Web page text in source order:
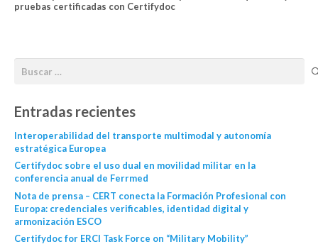
pruebas certificadas con Certifydoc
Entradas recientes
Interoperabilidad del transporte multimodal y autonomía
estratégica Europea
Certifydoc sobre el uso dual en movilidad militar en la
conferencia anual de Ferrmed
Nota de prensa – CERT conecta la Formación Profesional con
Europa: credenciales verificables, identidad digital y
armonización ESCO
Certifydoc for ERCI Task Force on “Military Mobility”